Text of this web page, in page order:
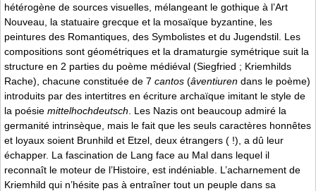
hétérogène de sources visuelles, mélangeant le gothique à l’Art
Nouveau, la statuaire grecque et la mosaïque byzantine, les
peintures des Romantiques, des Symbolistes et du Jugendstil. Les
compositions sont géométriques et la dramaturgie symétrique suit la
structure en 2 parties du poème médiéval (Siegfried ; Kriemhilds
Rache), chacune constituée de 7 cantos (âventiuren dans le poème)
introduits par des intertitres en écriture archaïque imitant le style de
la poésie mittelhochdeutsch . Les Nazis ont beaucoup admiré la
germanité intrinsèque, mais le fait que les seuls caractères honnêtes
et loyaux soient Brunhild et Etzel, deux étrangers ( !), a dû leur
échapper. La fascination de Lang face au Mal dans lequel il
reconnaît le moteur de l’Histoire, est indéniable. L’acharnement de
Kriemhild qui n’hésite pas à entraîner tout un peuple dans sa